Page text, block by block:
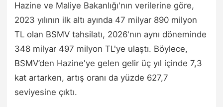
Hazine ve Maliye Bakanlığı'nın verilerine göre,
2023 yılının ilk altı ayında 47 milyar 890 milyon
TL olan BSMV tahsilatı, 2026'nın aynı döneminde
348 milyar 497 milyon TL'ye ulaştı. Böylece,
BSMV’den Hazine'ye gelen gelir üç yıl içinde 7,3
kat artarken, artış oranı da yüzde 627,7
seviyesine çıktı.